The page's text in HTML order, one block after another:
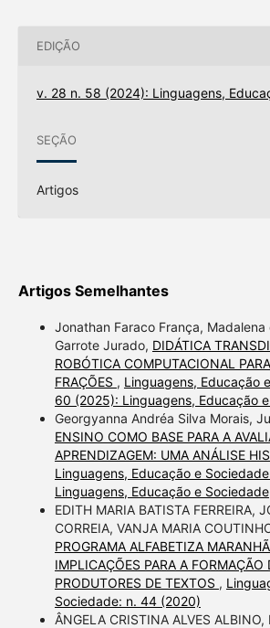
EDIÇÃO
v. 28 n. 58 (2024): Linguagens,
SEÇÃO
Artigos
Artigos Semelhantes
Jonathan Faraco França, Madalena
Garrote Jurado, DIDÁTICA
ROBÓTICA COMPUTACIONAL
FRAÇÕES , Linguagens, Educação
60 (2025): Linguagens, Educação
Georgyanna Andréa Silva Morais,
ENSINO COMO BASE PARA A
APRENDIZAGEM: UMA ANÁLISE
Linguagens, Educação e
Linguagens, Educação e Sociedade
EDITH MARIA BATISTA FERREIRA,
CORREIA, VANJA MARIA
PROGRAMA ALFABETIZA
IMPLICAÇÕES PARA A FORMAÇÃO
PRODUTORES DE TEXTOS ,
Sociedade: n. 44 (2020)
ÂNGELA CRISTINA ALVES ALBINO,